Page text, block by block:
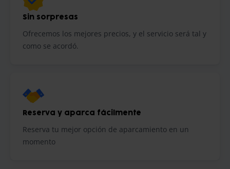
Sin sorpresas
Ofrecemos los mejores precios, y el servicio será tal y
como se acordó.
Reserva y aparca fácilmente
Reserva tu mejor opción de aparcamiento en un
momento